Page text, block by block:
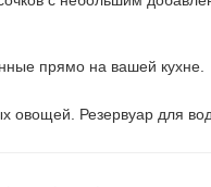
прямо на вашей кухне.
овощей. Резервуар для